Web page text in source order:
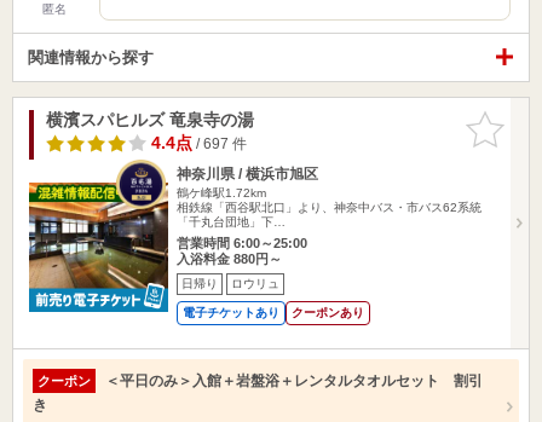
匿名
関連情報から探す
お気に入
りに追加
横濱スパヒルズ 竜泉寺の湯
4.4点/ 697 件
神奈川県 / 横浜市旭区
鶴ケ峰駅1.72km
相鉄線「西谷駅北口」より、神奈中バス・市バス62系統
「千丸台団地」下…
営業時間 6:00～25:00
入浴料金 880円～
日帰り ロウリュ
電子チケットあり クーポンあり
クーポン
＜平日のみ＞入館＋岩盤浴＋レンタルタオルセット 割引
き